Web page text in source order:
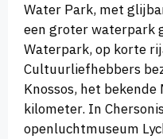
Water Park, met
een groter waterpark
Waterpark, op korte
Cultuurliefhebbers
Knossos, het bekende
kilometer. In
openluchtmuseum